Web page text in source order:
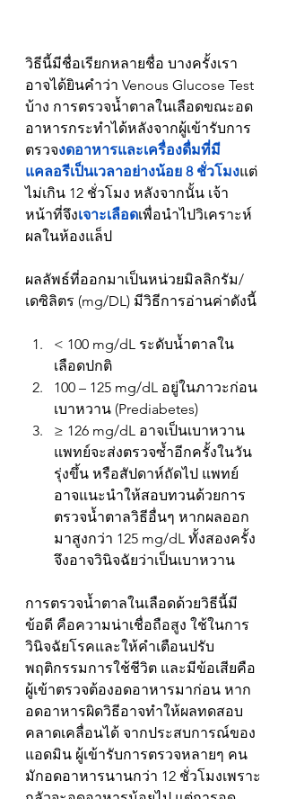
วิธีนี้มีชื่อเรียกหลายชื่อ บางครั้งเรา
อาจได้ยินคำว่า Venous Glucose Test
บ้าง การตรวจน้ำตาลในเลือดขณะอด
อาหารกระทำได้หลังจากผู้เข้ารับการ
ตรวจงดอาหารและเครื่องดื่มที่มี
แคลอรีเป็นเวลาอย่างน้อย 8 ชั่วโมงแต่
ไม่เกิน 12 ชั่วโมง หลังจากนั้น เจ้า
หน้าที่จึงเจาะเลือดเพื่อนำไปวิเคราะห์
ผลในห้องแล็ป
ผลลัพธ์ที่ออกมาเป็นหน่วยมิลลิกรัม/
เดซิลิตร (mg/DL) มีวิธีการอ่านค่าดังนี้
< 100 mg/dL ระดับน้ำตาลใน
เลือดปกติ
100 – 125 mg/dL อยู่ในภาวะก่อน
เบาหวาน (Prediabetes)
≥ 126 mg/dL อาจเป็นเบาหวาน
แพทย์จะส่งตรวจซ้ำอีกครั้งในวัน
รุ่งขึ้น หรือสัปดาห์ถัดไป แพทย์
อาจแนะนำให้สอบทวนด้วยการ
ตรวจน้ำตาลวิธีอื่นๆ หากผลออก
มาสูงกว่า 125 mg/dL ทั้งสองครั้ง
จึงอาจวินิจฉัยว่าเป็นเบาหวาน
การตรวจน้ำตาลในเลือดด้วยวิธีนี้มี
ข้อดี คือความน่าเชื่อถือสูง ใช้ในการ
วินิจฉัยโรคและให้คำเตือนปรับ
พฤติกรรมการใช้ชีวิต และมีข้อเสียคือ
ผู้เข้าตรวจต้องอดอาหารมาก่อน หาก
อดอาหารผิดวิธีอาจทำให้ผลทดสอบ
คลาดเคลื่อนได้ จากประสบการณ์ของ
แอดมิน ผู้เข้ารับการตรวจหลายๆ คน
มักอดอาหารนานกว่า 12 ชั่วโมงเพราะ